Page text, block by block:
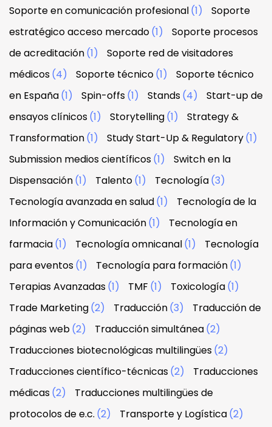
Soporte en comunicación profesional(1)
Soporte
estratégico acceso mercado(1)
Soporte procesos
de acreditación(1)
Soporte red de visitadores
médicos(4) Soporte técnico(1)
Soporte técnico
en España(1) Spin-offs(1) Stands(4)
Start-up de
ensayos clínicos(1) Storytelling(1)
Strategy &
Transformation(1) Study Start-Up & Regulatory(1)
Submission medios científicos(1)
Switch en la
Dispensación(1) Talento(1) Tecnología(3)
Tecnología avanzada en salud(1)
Tecnología de la
Información y Comunicación(1)
Tecnología en
farmacia(1) Tecnología omnicanal(1)
Tecnología
para eventos(1) Tecnología para formación(1)
Terapias Avanzadas(1) TMF (1) Toxicología(1)
Trade Marketing(2) Traducción(3)
Traducción de
páginas web(2) Traducción simultánea(2)
Traducciones biotecnológicas multilingües(2)
Traducciones científico-técnicas(2)
Traducciones
médicas(2)
Traducciones multilingües de
protocolos de e.c. (2) Transporte y Logística(2)